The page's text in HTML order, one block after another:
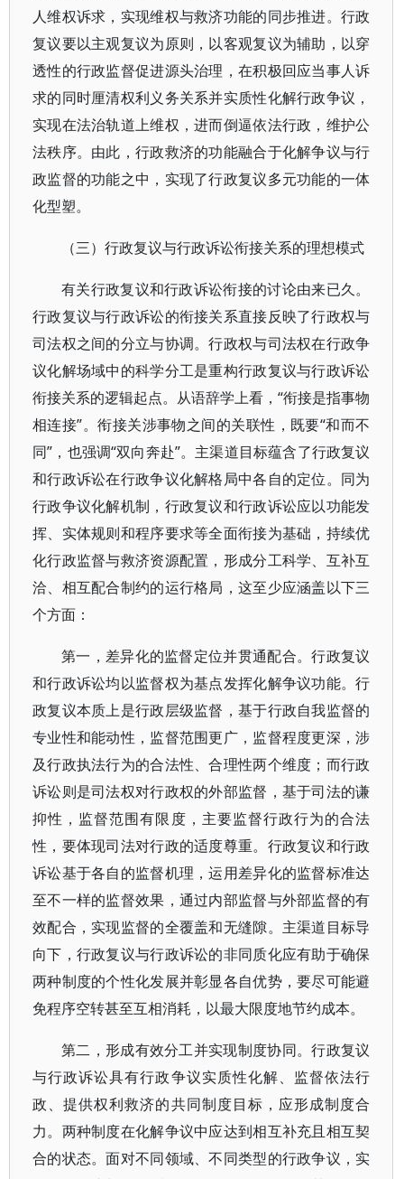
人维权诉求，实现维权与救济功能的同步推进。行政
复议要以主观复议为原则，以客观复议为辅助，以穿
透性的行政监督促进源头治理，在积极回应当事人诉
求的同时厘清权利义务关系并实质性化解行政争议，
实现在法治轨道上维权，进而倒逼依法行政，维护公
法秩序。由此，行政救济的功能融合于化解争议与行
政监督的功能之中，实现了行政复议多元功能的一体
化型塑。
（三）行政复议与行政诉讼衔接关系的理想模式
有关行政复议和行政诉讼衔接的讨论由来已久。
行政复议与行政诉讼的衔接关系直接反映了行政权与
司法权之间的分立与协调。行政权与司法权在行政争
议化解场域中的科学分工是重构行政复议与行政诉讼
衔接关系的逻辑起点。从语辞学上看，“衔接是指事物
相连接”。衔接关涉事物之间的关联性，既要“和而不
同”，也强调“双向奔赴”。主渠道目标蕴含了行政复议
和行政诉讼在行政争议化解格局中各自的定位。同为
行政争议化解机制，行政复议和行政诉讼应以功能发
挥、实体规则和程序要求等全面衔接为基础，持续优
化行政监督与救济资源配置，形成分工科学、互补互
洽、相互配合制约的运行格局，这至少应涵盖以下三
个方面：
第一，差异化的监督定位并贯通配合。行政复议
和行政诉讼均以监督权为基点发挥化解争议功能。行
政复议本质上是行政层级监督，基于行政自我监督的
专业性和能动性，监督范围更广，监督程度更深，涉
及行政执法行为的合法性、合理性两个维度；而行政
诉讼则是司法权对行政权的外部监督，基于司法的谦
抑性，监督范围有限度，主要监督行政行为的合法
性，要体现司法对行政的适度尊重。行政复议和行政
诉讼基于各自的监督机理，运用差异化的监督标准达
至不一样的监督效果，通过内部监督与外部监督的有
效配合，实现监督的全覆盖和无缝隙。主渠道目标导
向下，行政复议与行政诉讼的非同质化应有助于确保
两种制度的个性化发展并彰显各自优势，要尽可能避
免程序空转甚至互相消耗，以最大限度地节约成本。
第二，形成有效分工并实现制度协同。行政复议
与行政诉讼具有行政争议实质性化解、监督依法行
政、提供权利救济的共同制度目标，应形成制度合
力。两种制度在化解争议中应达到相互补充且相互契
合的状态。面对不同领域、不同类型的行政争议，实